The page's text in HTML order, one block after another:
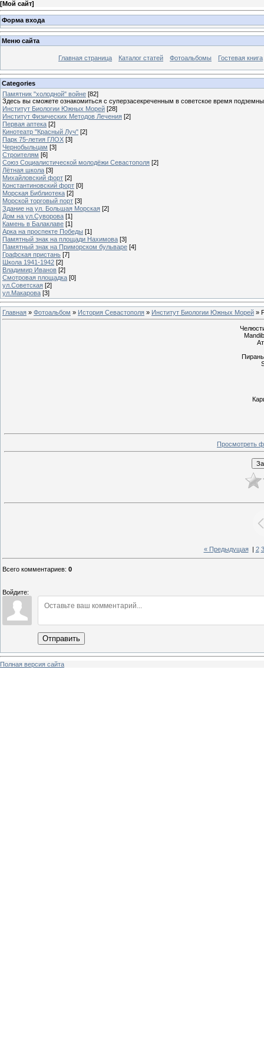
[Мой сайт]
Форма входа
Меню сайта
Главная страница Каталог статей Фотоальбомы Гостевая книга
Categories
Памятник "холодной" войне [82]
Здесь вы сможете ознакомиться с суперзасекреченным в советское время
Институт Биологии Южных Морей [28]
Институт Физических Методов Лечения [2]
Первая аптека [2]
Кинотеатр "Красный Луч" [2]
Парк 75-летия ГЛОХ [3]
Чернобыльцам [3]
Строителям [6]
Союз Социалистической молодёжи Севастополя [2]
Лётная школа [3]
Михайловский форт [2]
Константиновский форт [0]
Морская Библиотека [2]
Морской торговый порт [3]
Здание на ул. Большая Морская [2]
Дом на ул.Суворова [1]
Камень в Балаклаве [1]
Арка на проспекте Победы [1]
Памятный знак на площади Нахимова [3]
Памятный знак на Приморском бульваре [4]
Графская пристань [7]
Школа 1941-1942 [2]
Владимир Иванов [2]
Смотровая площадка [0]
ул.Советская [2]
ул.Макарова [3]
Главная » Фотоальбом » История Севастополя » Институт Биологии Южных Морей »
Просмотреть
« Предыдущая| 2 3
Всего комментариев: 0
Войдите:
Отправить
Полная версия сайта